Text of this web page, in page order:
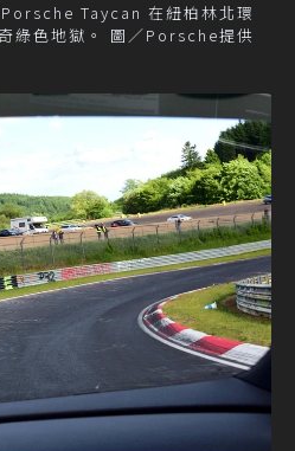
Taycan 在紐柏林北環
綠色地獄。 圖／Porsche提供